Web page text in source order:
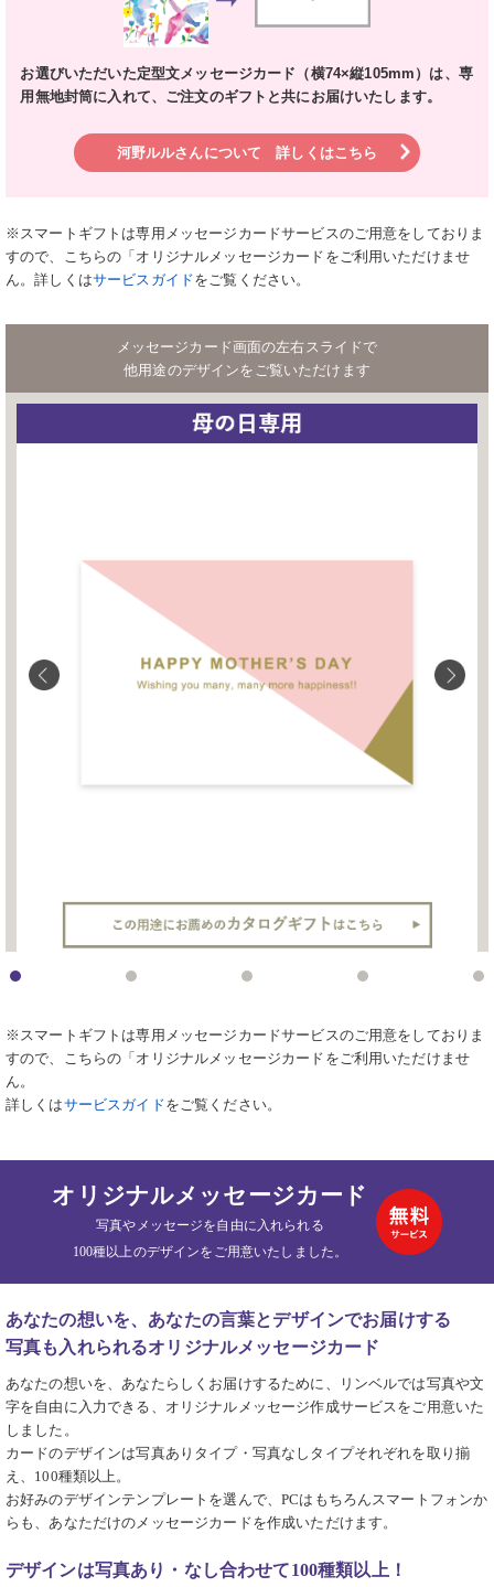
お選びいただいた定型文メッセージカード（横74×縦105mm）は、 専
用無地封筒に入れて、ご注文のギフトと共にお届けいたします。
河野ルルさんについて 詳しくはこちら
※スマートギフトは専用メッセージカードサービスのご用意をしておりま
すので、こちらの「オリジナルメッセージカードをご利用いただけませ
ん。詳しくはサービスガイドをご覧ください。
メッセージカード画面の左右スライドで
他用途のデザインをご覧いただけます
※スマートギフトは専用メッセージカードサービスのご用意をしておりま
すので、こちらの「オリジナルメッセージカードをご利用いただけませ
ん。
詳しくはサービスガイドをご覧ください。
オリジナルメッセージカード
写真やメッセージを自由に入れられる
100種以上のデザインをご用意いたしました。
あなたの想いを、あなたの言葉とデザインでお届けする
写真も入れられるオリジナルメッセージカード
あなたの想いを、あなたらしくお届けするために、リンベルでは写真や文
字を自由に入力できる、オリジナルメッセージ作成サービスをご用意いた
しました。
カードのデザインは写真ありタイプ・写真なしタイプそれぞれを取り揃
え、100種類以上。
お好みのデザインテンプレートを選んで、PCはもちろんスマートフォンか
らも、あなただけのメッセージカードを作成いただけます。
デザインは写真あり・なし合わせて100種類以上！